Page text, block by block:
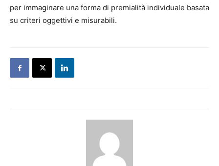
per immaginare una forma di premialità individuale basata
su criteri oggettivi e misurabili.